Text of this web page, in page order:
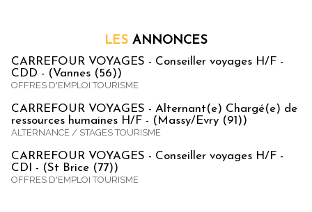
LES ANNONCES
CARREFOUR VOYAGES - Conseiller voyages H/F -
CDD - (Vannes (56))
OFFRES D'EMPLOI TOURISME
CARREFOUR VOYAGES - Alternant(e) Chargé(e) de
ressources humaines H/F - (Massy/Evry (91))
ALTERNANCE / STAGES TOURISME
CARREFOUR VOYAGES - Conseiller voyages H/F -
CDI - (St Brice (77))
OFFRES D'EMPLOI TOURISME